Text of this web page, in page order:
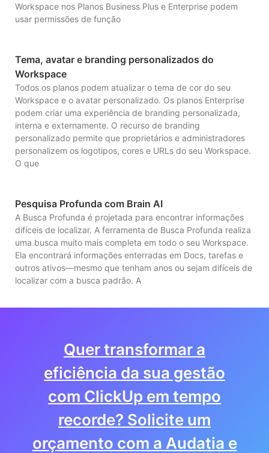
Workspace nos Planos Business Plus e Enterprise podem
usar permissões de função
Tema, avatar e branding personalizados do
Workspace
Todos os planos podem atualizar o tema de cor do seu
Workspace e o avatar personalizado. Os planos Enterprise
podem criar uma experiência de branding personalizada,
interna e externamente. O recurso de branding
personalizado permite que proprietários e administradores
personalizem os logotipos, cores e URLs do seu Workspace.
O que
Pesquisa Profunda com Brain AI
A Busca Profunda é projetada para encontrar informações
difíceis de localizar. A ferramenta de Busca Profunda realiza
uma busca muito mais completa em todo o seu Workspace.
Ela encontrará informações enterradas em Docs, tarefas e
outros ativos—mesmo que tenham anos ou sejam difíceis de
localizar com a busca padrão. A
Quer transformar a
eficiência da sua gestão
com ClickUp em tempo
recorde? Solicite um
orçamento com a Audatia e